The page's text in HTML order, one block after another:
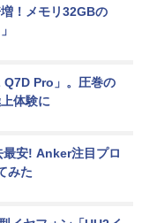
！メモリ32GBの
Pro」。圧巻の
体験に
安! Anker注目プロ
みた